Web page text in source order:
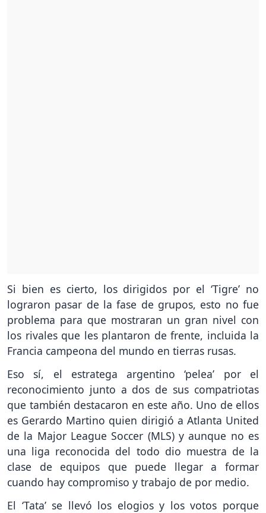
Si bien es cierto, los dirigidos por el ‘Tigre’ no
lograron pasar de la fase de grupos, esto no fue
problema para que mostraran un gran nivel con
los rivales que les plantaron de frente, incluida la
Francia campeona del mundo en tierras rusas.
Eso sí, el estratega argentino ‘pelea’ por el
reconocimiento junto a dos de sus compatriotas
que también destacaron en este año. Uno de ellos
es Gerardo Martino quien dirigió a Atlanta United
de la Major League Soccer (MLS) y aunque no es
una liga reconocida del todo dio muestra de la
clase de equipos que puede llegar a formar
cuando hay compromiso y trabajo de por medio.
El ‘Tata’ se llevó los elogios y los votos porque